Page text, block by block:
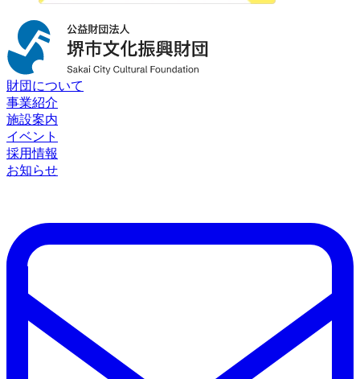
財団について
事業紹介
施設案内
イベント
採用情報
お知らせ